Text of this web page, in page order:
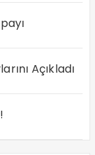
Açıkladı